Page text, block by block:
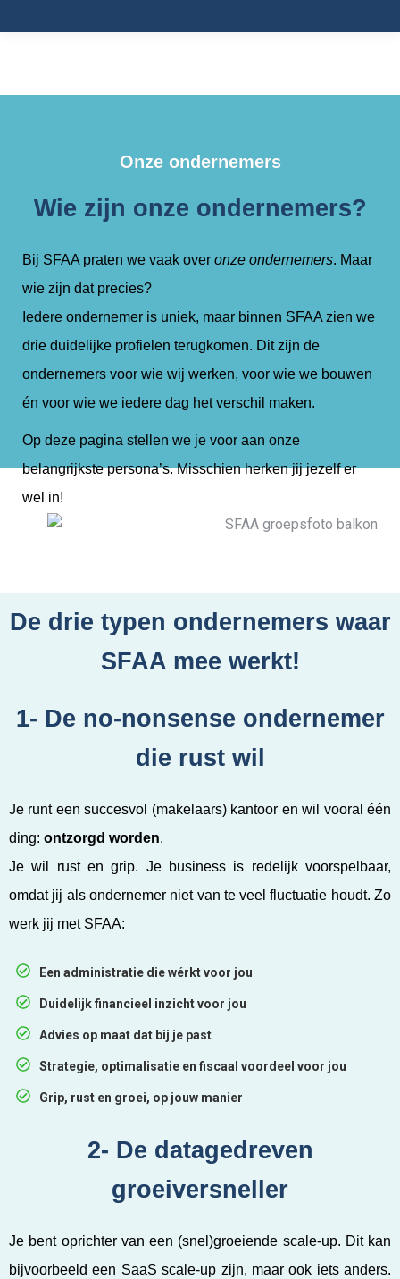
Onze ondernemers
Wie zijn onze ondernemers?
Bij SFAA praten we vaak over onze ondernemers. Maar
wie zijn dat precies?
Iedere ondernemer is uniek, maar binnen SFAA zien we
drie duidelijke profielen terugkomen. Dit zijn de
ondernemers voor wie wij werken, voor wie we bouwen
én voor wie we iedere dag het verschil maken.
Op deze pagina stellen we je voor aan onze
belangrijkste persona’s. Misschien herken jij jezelf er
wel in!
De drie typen ondernemers waar
SFAA mee werkt!
1- De no-nonsense ondernemer
die rust wil
Je runt een succesvol (makelaars) kantoor en wil vooral één
ding: ontzorgd worden.
Je wil rust en grip. Je business is redelijk voorspelbaar,
omdat jij als ondernemer niet van te veel fluctuatie houdt. Zo
werk jij met SFAA:
Een administratie die wérkt voor jou
Duidelijk financieel inzicht voor jou
Advies op maat dat bij je past
Strategie, optimalisatie en fiscaal voordeel voor jou
Grip, rust en groei, op jouw manier
2- De datagedreven
groeiversneller
Je bent oprichter van een (snel)groeiende scale-up. Dit kan
bijvoorbeeld een SaaS scale-up zijn, maar ook iets anders.